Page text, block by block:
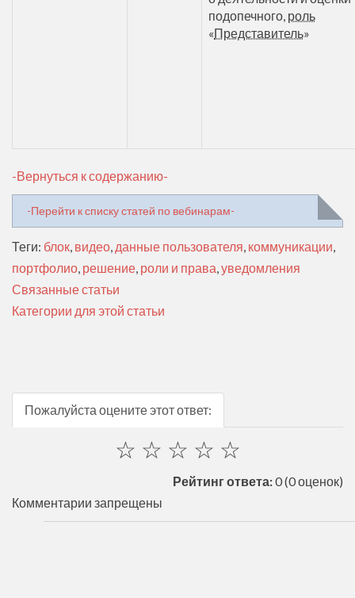
подопечного, роль
«Представитель»
-Вернуться к содержанию-
-Перейти к списку статей по вебинарам-
Теги: блок, видео, данные пользователя, коммуникации,
портфолио, решение, роли и права,уведомления
Связанные статьи
Категории для этой статьи
Пожалуйста оцените этот ответ:
☆
☆
☆
☆
☆
Рейтинг ответа:0(0 оценок)
Комментарии запрещены